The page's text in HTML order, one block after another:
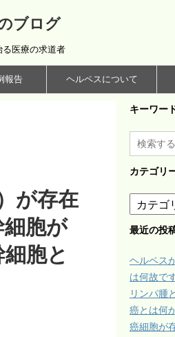
ブログ
医療の求道者
報告 ヘルペスについて
が存在
胞が
胞と
キーワー
カテゴリ
テ
ゴ
ー
最近の投
ヘルペス
は何故で
リンパ腫
癌とは何
癌細胞が